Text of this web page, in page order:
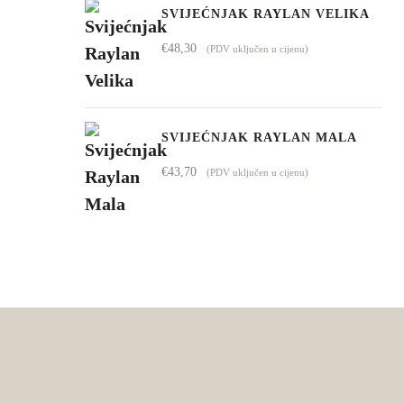
SVIJEĆNJAK RAYLAN VELIKA
€48,30 (PDV uključen u cijenu)
SVIJEĆNJAK RAYLAN MALA
€43,70 (PDV uključen u cijenu)